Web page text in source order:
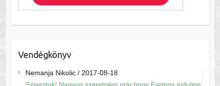
Vendégkönyv
Nemanja Nikolic/ 2017-08-18